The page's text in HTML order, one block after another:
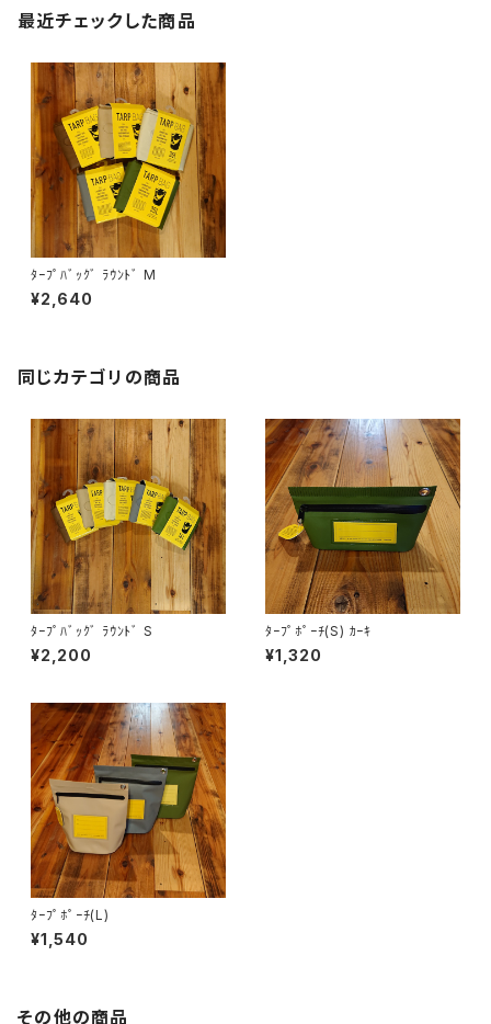
最近チェックした商品
ﾀｰﾌﾟﾊﾞｯｸﾞ ﾗｳﾝﾄﾞ M
¥2,640
同じカテゴリの商品
ﾀｰﾌﾟﾊﾞｯｸﾞ ﾗｳﾝﾄﾞ S
¥2,200
ﾀｰﾌﾟﾎﾟｰﾁ(S) ｶｰｷ
¥1,320
ﾀｰﾌﾟﾎﾟｰﾁ(L)
¥1,540
その他の商品